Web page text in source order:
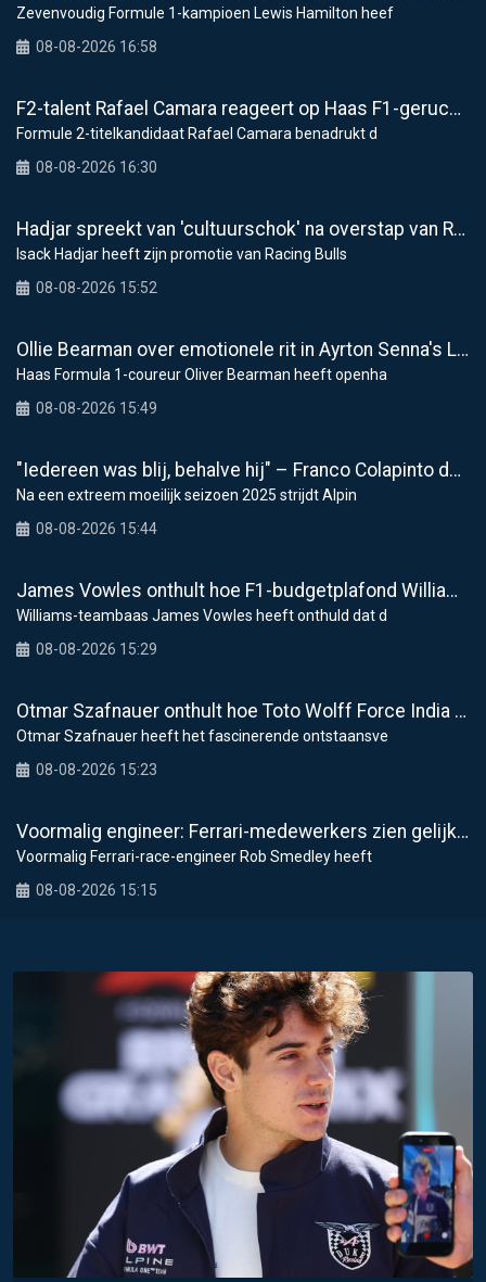
Zevenvoudig Formule 1-kampioen Lewis Hamilton heef
08-08-2026 16:58
F2-talent Rafael Camara reageert op Haas F1-geruchten voor 2027
Formule 2-titelkandidaat Rafael Camara benadrukt d
08-08-2026 16:30
Hadjar spreekt van 'cultuurschok' na overstap van Racing Bulls naar Red Bull
Isack Hadjar heeft zijn promotie van Racing Bulls
08-08-2026 15:52
Ollie Bearman over emotionele rit in Ayrton Senna's Lotus F1: "Heel krachtig moment"
Haas Formula 1-coureur Oliver Bearman heeft openha
08-08-2026 15:49
"Iedereen was blij, behalve hij" – Franco Colapinto deelt veelzeggende anekdote over Flavio Briatore
Na een extreem moeilijk seizoen 2025 strijdt Alpin
08-08-2026 15:44
James Vowles onthult hoe F1-budgetplafond Williams raakt bij modernisering faciliteiten
Williams-teambaas James Vowles heeft onthuld dat d
08-08-2026 15:29
Otmar Szafnauer onthult hoe Toto Wolff Force India aan zijn beroemde roze F1-tijdperk hielp
Otmar Szafnauer heeft het fascinerende ontstaansve
08-08-2026 15:23
Voormalig engineer: Ferrari-medewerkers zien gelijkenissen tussen Hamilton en Schumacher
Voormalig Ferrari-race-engineer Rob Smedley heeft
08-08-2026 15:15